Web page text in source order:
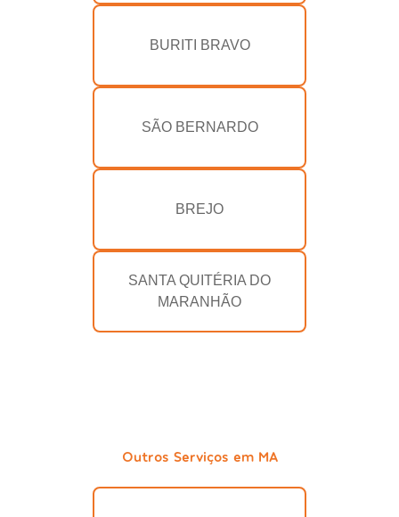
BURITI BRAVO
SÃO BERNARDO
BREJO
SANTA QUITÉRIA DO
MARANHÃO
Outros Serviços em MA